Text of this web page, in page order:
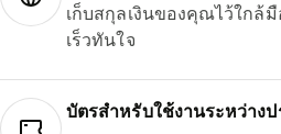
เก็บสกุลเงินของคุณไว้ใกล้
เร็วทันใจ
บัตรสำหรับใช้งานระหว่างป